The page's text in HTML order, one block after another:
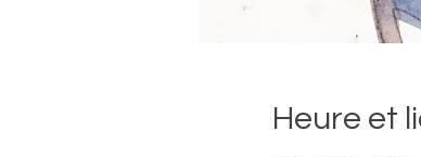
Heure et